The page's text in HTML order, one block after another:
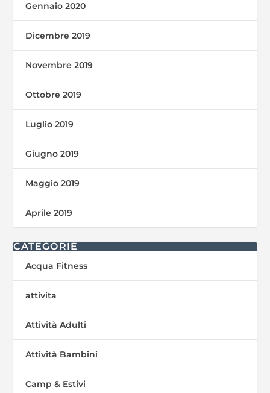
Gennaio 2020
Dicembre 2019
Novembre 2019
Ottobre 2019
Luglio 2019
Giugno 2019
Maggio 2019
Aprile 2019
CATEGORIE
Acqua Fitness
attivita
Attività Adulti
Attività Bambini
Camp & Estivi